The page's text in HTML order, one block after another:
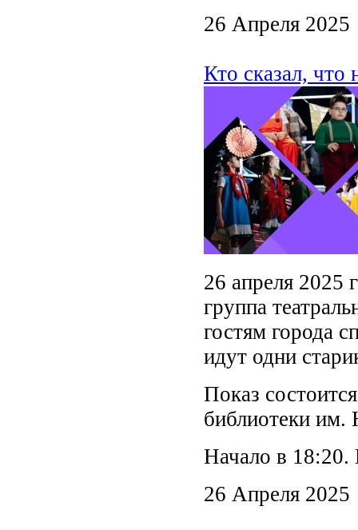
26 Апреля 2025
Кто сказал, что
26 апреля 2025
группа
гостям города
идут одни
Показ
библиотеки
Начало в 18:20.
26 Апреля 2025